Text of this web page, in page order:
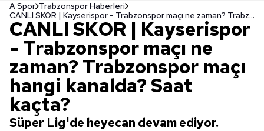
A Spor Trabzonspor Haberleri
CANLI SKOR | Kayserispor - Trabzonspor maçı ne zaman? Trabzonspor maçı hangi kanalda? Saat kaçta?
CANLI SKOR | Kayserispor
- Trabzonspor maçı ne
zaman? Trabzonspor maçı
hangi kanalda? Saat
kaçta?
Süper Lig'de heyecan devam ediyor.